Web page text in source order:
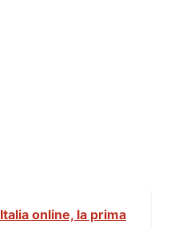
Italia online, la prima